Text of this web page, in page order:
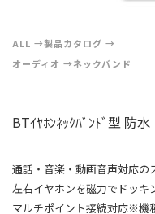
ALL
製品カタログ
オーディオ
ネックバンド
BTｲﾔﾎﾝﾈｯｸﾊﾞﾝﾄﾞ型 防
通話・音楽・動画音声対応の
左右イヤホンを磁力でドッキ
マルチポイント接続対応※機